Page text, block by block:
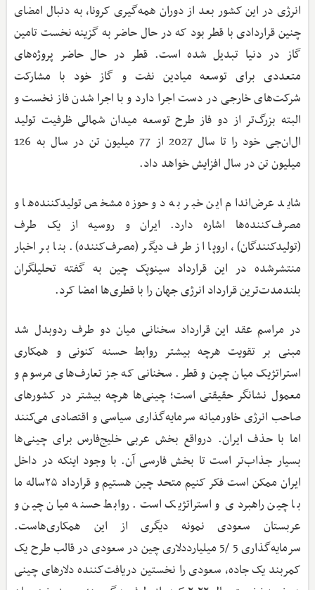
انرژی در این کشور بعد از دوران همه‌گیری کرونا، به دنبال امضای
چنین قراردادی با قطر بود که در حال حاضر به گزینه نخست تامین
گاز در دنیا تبدیل شده است. قطر در حال حاضر پروژه‌های
متعددی برای توسعه میادین نفت و گاز خود با مشارکت
شرکت‌های خارجی در دست اجرا دارد و با اجرا شدن فاز نخست و
البته بزرگ‌تر از دو فاز طرح توسعه میدان شمالی ظرفیت تولید
ال‌ان‌جی خود را تا سال 2027 از 77 میلیون تن در سال به 126
میلیون تن در سال افزایش خواهد داد.
شاید عرض‌اندام این خبر به دو حوزه مشخص تولیدکننده‌ها و
مصرف‌کننده‌ها اشاره دارد. ایران و روسیه از یک طرف
(تولیدکنندگان)، اروپا از طرف دیگر (مصرف‌کننده). بنا بر اخبار
منتشرشده در این قرارداد سینوپک چین به گفته تحلیلگران
بلندمدت‌ترین قرارداد انرژی جهان را با قطری‌ها امضا کرد.
در مراسم عقد این قرارداد سخنانی میان دو طرف ردوبدل شد
مبنی بر تقویت هرچه بیشتر روابط حسنه کنونی و همکاری
استراتژیک میان چین و قطر. سخنانی که جز تعارف‌های مرسوم و
معمول نشانگر حقیقتی است؛ چینی‌ها هرچه بیشتر در کشورهای
صاحب انرژی خاورمیانه سرمایه‌گذاری سیاسی و اقتصادی می‌کنند
اما با حذف ایران. درواقع بخش عربی خلیج‌فارس برای چینی‌ها
بسیار جذاب‌تر است تا بخش فارسی آن. با وجود اینکه در داخل
ایران ممکن است فکر کنیم متحد چین هستیم و قرارداد ۲۵ساله ما
با چین راهبردی و استراتژیک است. روابط حسنه میان چین و
عربستان سعودی نمونه دیگری از این همکاری‌هاست.
سرمایه‌گذاری 5 /5 میلیارددلاری چین در سعودی در قالب طرح یک
کمربند یک جاده، سعودی را نخستین دریافت‌کننده دلارهای چینی